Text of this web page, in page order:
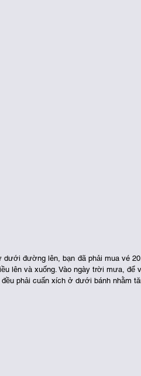
dưới đường lên, bạn đã phải mua vé
lên và xuống. Vào ngày trời mưa,
phải cuấn xích ở dưới bánh nhằm